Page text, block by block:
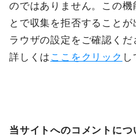
のではありません。この
とで収集を拒否すること
ラウザの設定をご確認くだ
詳しくは ここをクリック し
当サイトへのコメントにつ